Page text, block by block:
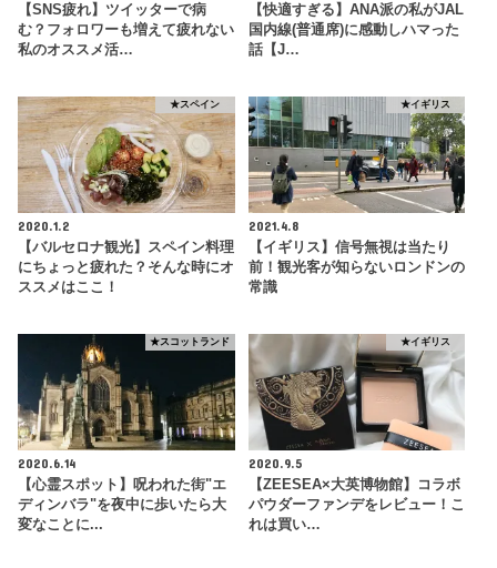
【SNS疲れ】ツイッターで病
む？フォロワーも増えて疲れない
私のオススメ活…
【快適すぎる】ANA派の私がJAL
国内線(普通席)に感動しハマった
話【J…
★スペイン
2020.1.2
【バルセロナ観光】スペイン料理
にちょっと疲れた？そんな時にオ
ススメはここ！
★イギリス
2021.4.8
【イギリス】信号無視は当たり
前！観光客が知らないロンドンの
常識
★スコットランド
2020.6.14
【心霊スポット】呪われた街"エ
ディンバラ"を夜中に歩いたら大
変なことに...
★イギリス
2020.9.5
【ZEESEA×大英博物館】コラボ
パウダーファンデをレビュー！こ
れは買い…